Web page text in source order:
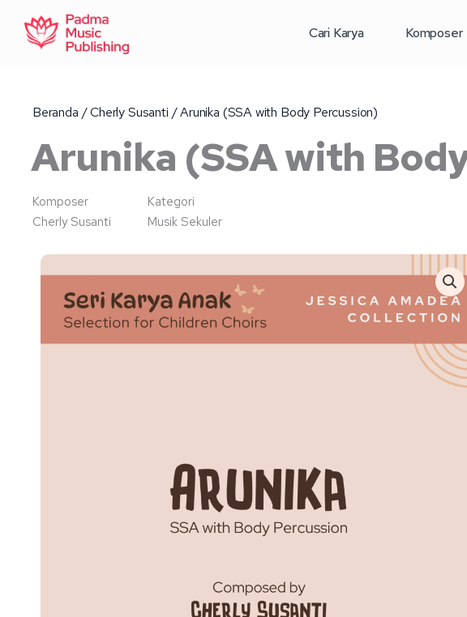
Cari Karya Komposer
Beranda /Cherly Susanti / Arunika (SSA with Body Percussion)
Arunika (SSA with
Komposer
Cherly Susanti
Kategori
Musik Sekuler